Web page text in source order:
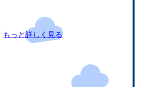
もっと詳しく見る